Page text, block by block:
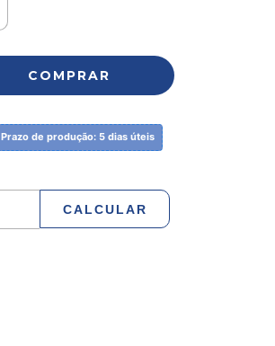
Prazo de produção: 5 dias úteis
CALCULAR